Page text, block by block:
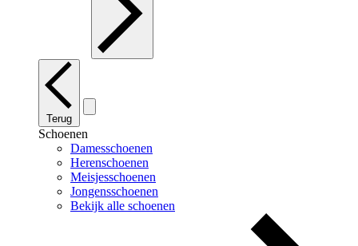
Terug
Schoenen
Damesschoenen
Herenschoenen
Meisjesschoenen
Jongensschoenen
Bekijk alle schoenen